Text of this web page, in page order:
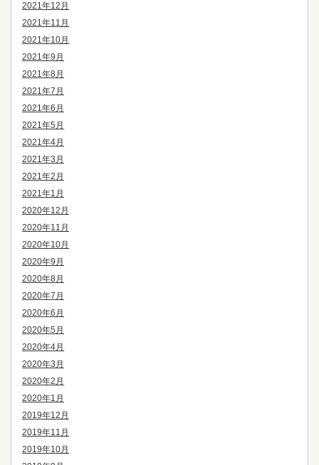
2021年12月
2021年11月
2021年10月
2021年9月
2021年8月
2021年7月
2021年6月
2021年5月
2021年4月
2021年3月
2021年2月
2021年1月
2020年12月
2020年11月
2020年10月
2020年9月
2020年8月
2020年7月
2020年6月
2020年5月
2020年4月
2020年3月
2020年2月
2020年1月
2019年12月
2019年11月
2019年10月